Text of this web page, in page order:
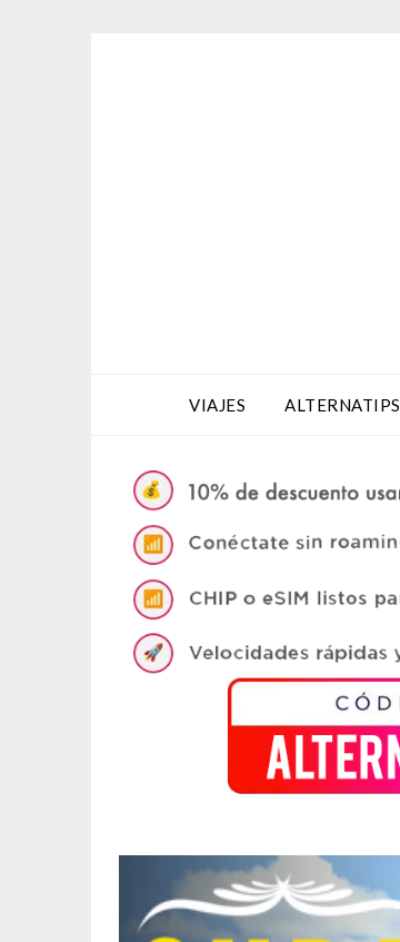
VIAJES ALTERNATIPS